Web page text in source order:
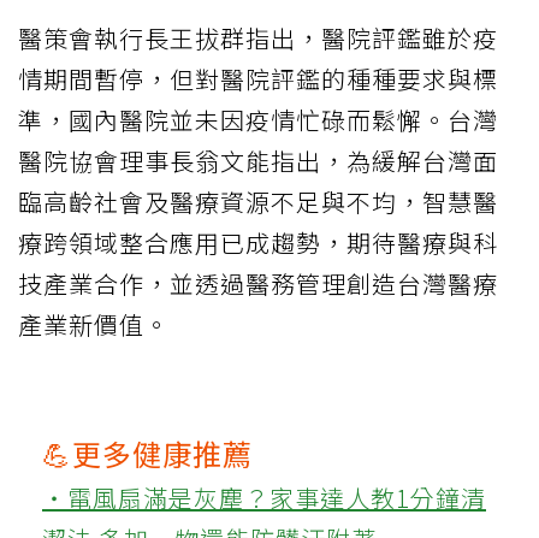
醫策會執行長王拔群指出，醫院評鑑雖於疫
情期間暫停，但對醫院評鑑的種種要求與標
準，國內醫院並未因疫情忙碌而鬆懈。台灣
醫院協會理事長翁文能指出，為緩解台灣面
臨高齡社會及醫療資源不足與不均，智慧醫
療跨領域整合應用已成趨勢，期待醫療與科
技產業合作，並透過醫務管理創造台灣醫療
產業新價值。
💪更多健康推薦
‧電風扇滿是灰塵？家事達人教1分鐘清